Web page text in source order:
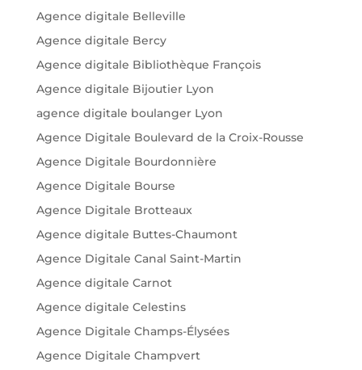
Agence digitale Belleville
Agence digitale Bercy
Agence digitale Bibliothèque François
Agence digitale Bijoutier Lyon
agence digitale boulanger Lyon
Agence Digitale Boulevard de la Croix-Rousse
Agence Digitale Bourdonnière
Agence Digitale Bourse
Agence Digitale Brotteaux
Agence digitale Buttes-Chaumont
Agence Digitale Canal Saint-Martin
Agence digitale Carnot
Agence digitale Celestins
Agence Digitale Champs-Élysées
Agence Digitale Champvert